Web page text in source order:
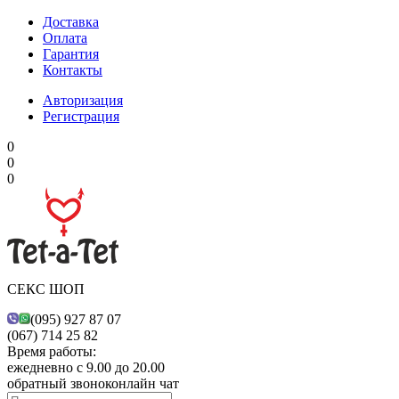
Доставка
Оплата
Гарантия
Контакты
Авторизация
Регистрация
0
0
0
СЕКС ШОП
(095) 927 87 07
(067) 714 25 82
Время работы:
ежедневно с 9.00 до 20.00
обратный звоноконлайн чат